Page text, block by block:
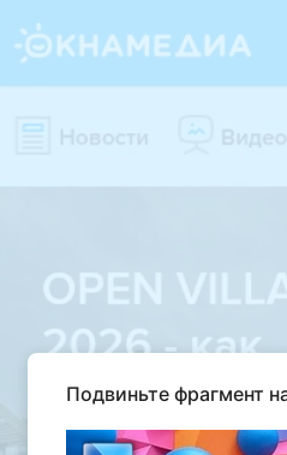
Подвиньте фрагмент